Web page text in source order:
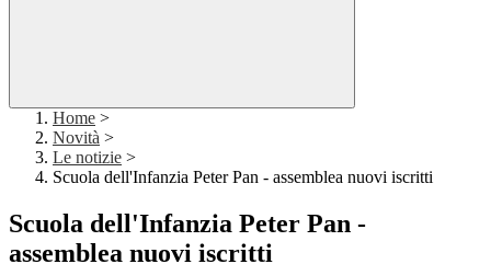
Home >
Novità >
Le notizie >
Scuola dell'Infanzia Peter Pan - assemblea nuovi iscritti
Scuola dell'Infanzia Peter Pan -
assemblea nuovi iscritti